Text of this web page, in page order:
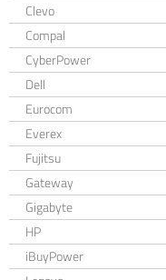
Clevo
Compal
CyberPower
Dell
Eurocom
Everex
Fujitsu
Gateway
Gigabyte
HP
iBuyPower